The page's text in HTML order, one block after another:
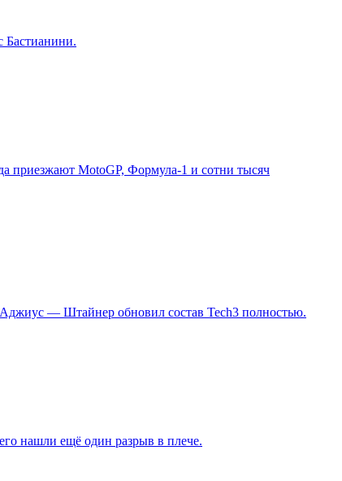
Бастианини.
приезжают MotoGP, Формула-1 и сотни тысяч
Аджиус — Штайнер обновил состав Tech3 полностью.
нашли ещё один разрыв в плече.